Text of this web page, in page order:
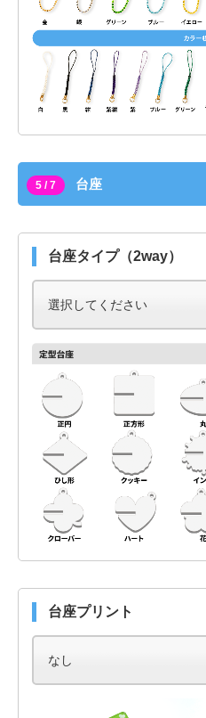
5 / 7 台座
台座タイプ（2way）
台座プリント